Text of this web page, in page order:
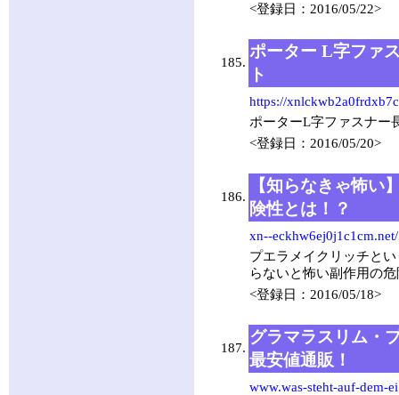
<登録日：2016/05/22>
185.
ポーター L字ファ
ト
https://
ポーターL字ファスナー
<登録日：2016/05/20>
186.
【知らなきゃ怖い
険性とは！？
xn--eckhw6ej0j1c1cm.net/
プエラメイクリッチと
らないと怖い副作用の
<登録日：2016/05/18>
187.
グラマラスリム・
最安値通販！
www.was-steht-auf-dem-